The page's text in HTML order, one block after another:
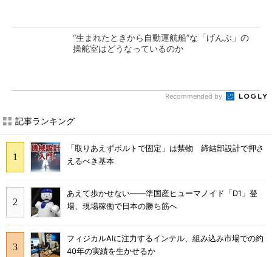
“生まれたときから自動運航船”な「げんぶ」の
操舵室はどうなっているのか
Recommended by
記事ランキング
「取りあえずボルトで固定」は禁物 締結部設計で押さ
えるべき基本
あえて歩かせない――準国産ヒューマノイド「D1」登
場、現場稼働で日本の勝ち筋へ
フィジカルAIに注力するインテル、組み込み市場での約
40年の実績を生かせるか